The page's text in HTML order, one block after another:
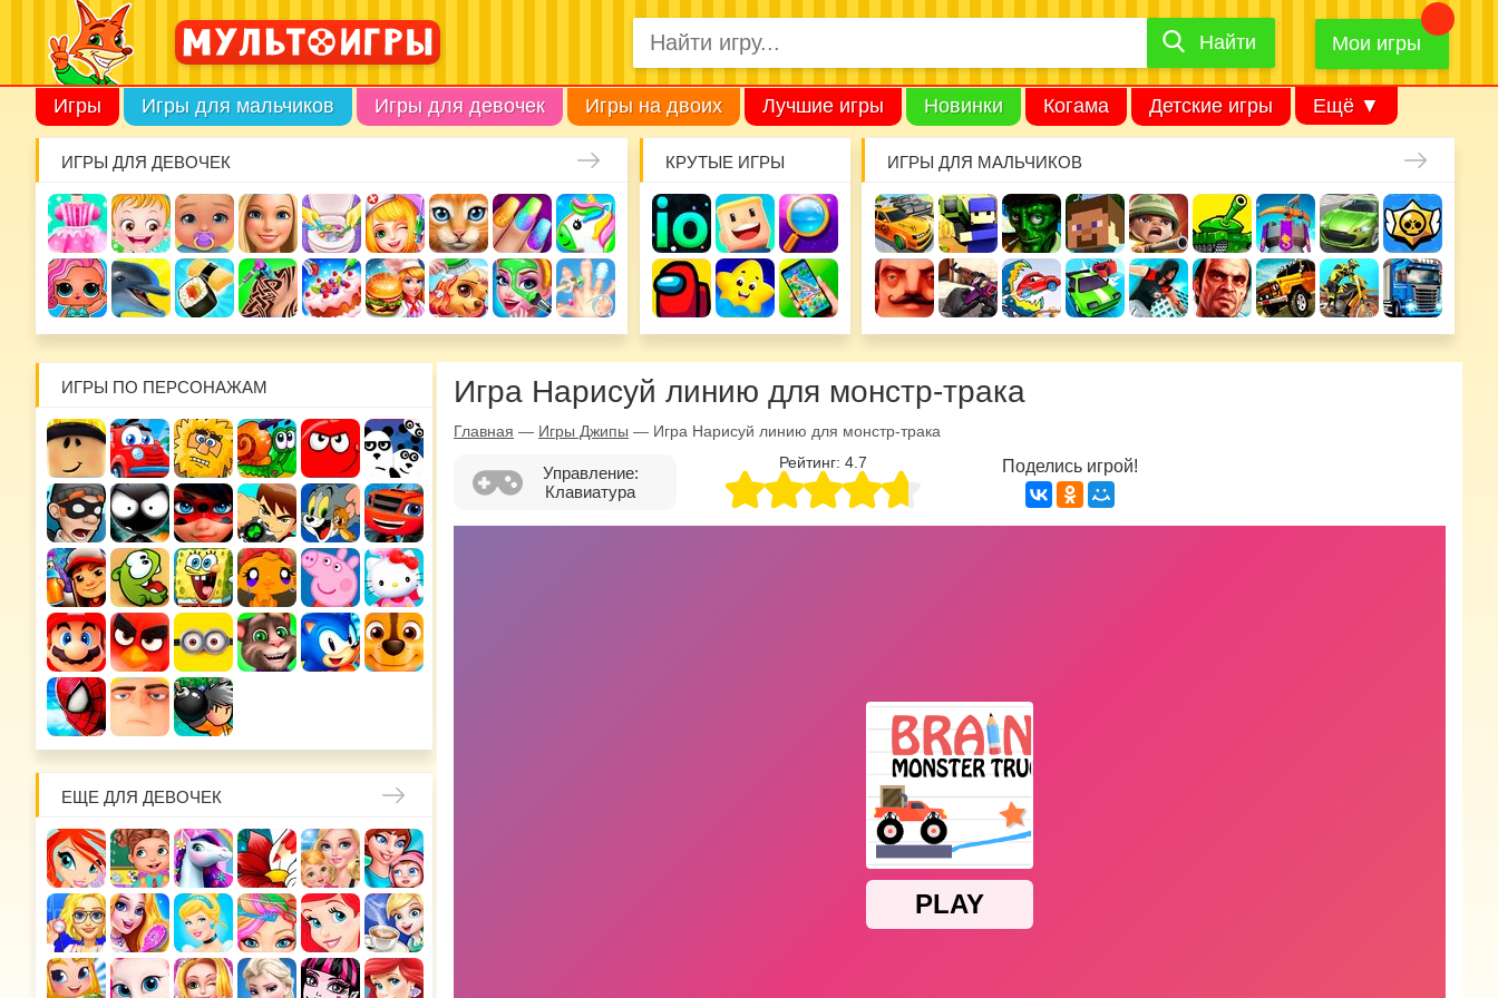
Найти
Найти Мои игры
Игры Игры для мальчиков Игры для девочек Игры на двоих Лучшие игры Новинки Когама Детские игры Ещё ▼
ИГРЫ ДЛЯ ДЕВОЧЕК КРУТЫЕ ИГРЫ ИГРЫ ДЛЯ МАЛЬЧИКОВ
ИГРЫ ПО ПЕРСОНАЖАМ
ЕЩЕ ДЛЯ ДЕВОЧЕК
Игра Нарисуй линию для монстр-трака
Главная — Игры Джипы — Игра Нарисуй линию для монстр-трака
Управление:
Клавиатура
Рейтинг: 4.7 Поделись игрой!